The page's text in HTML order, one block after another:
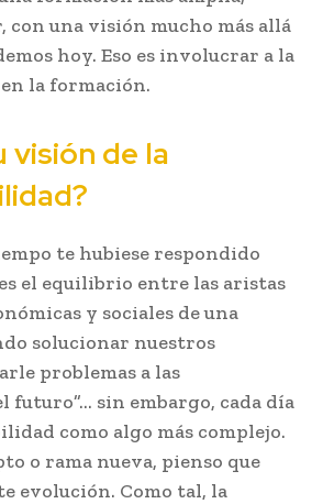
una visión mucho más allá
hoy. Eso es involucrar a la
la formación.
visión de la
te hubiese respondido
es el equilibrio entre las aristas
y sociales de una
solucionar nuestros
problemas a las
futuro”… sin embargo, cada día
como algo más complejo.
o rama nueva, pienso que
evolución. Como tal, la